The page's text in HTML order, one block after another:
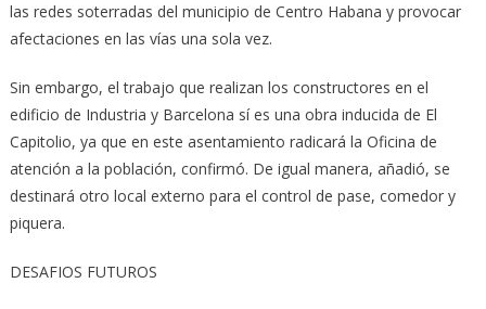
las redes soterradas del municipio de Centro Habana y provocar
afectaciones en las vías una sola vez.
Sin embargo, el trabajo que realizan los constructores en el
edificio de Industria y Barcelona sí es una obra inducida de El
Capitolio, ya que en este asentamiento radicará la Oficina de
atención a la población, confirmó. De igual manera, añadió, se
destinará otro local externo para el control de pase, comedor y
piquera.
DESAFIOS FUTUROS